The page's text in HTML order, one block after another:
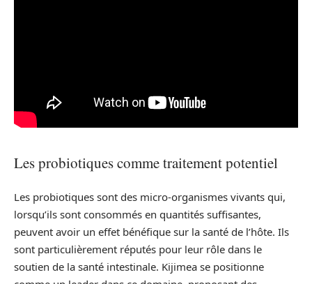
Les probiotiques comme traitement potentiel
Les probiotiques sont des micro-organismes vivants qui,
lorsqu’ils sont consommés en quantités suffisantes,
peuvent avoir un effet bénéfique sur la santé de l’hôte. Ils
sont particulièrement réputés pour leur rôle dans le
soutien de la santé intestinale. Kijimea se positionne